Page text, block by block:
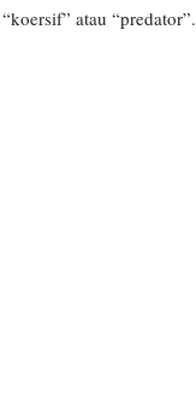
atau “predator”.